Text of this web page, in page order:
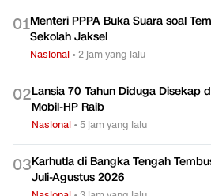
01Menteri PPPA Buka Suara soal
Sekolah Jaksel
Nasional •2 jam yang lalu
02Lansia 70 Tahun Diduga Disekap
Mobil-HP Raib
Nasional • 5 jam yang lalu
03Karhutla di Bangka Tengah
Juli-Agustus 2026